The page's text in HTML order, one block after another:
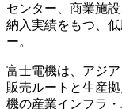
センター、商業施
納入実績をもつ、
ー。
富士電機は、アジ
販売ルートと生産
機の産業インフラ